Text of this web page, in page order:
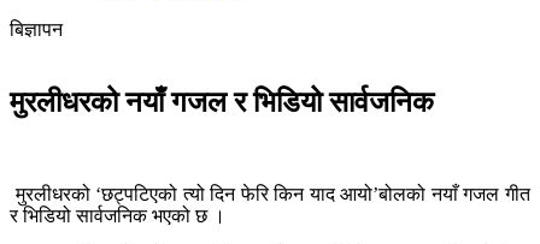
बिज्ञापन
मुरलीधरको नयाँ गजल र भिडियो सार्वजनिक
मुरलीधरको ‘छट्पटिएको त्यो दिन फेरि किन याद आयो’बोलको नयाँ गजल गीत
र भिडियो सार्वजनिक भएको छ ।